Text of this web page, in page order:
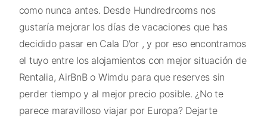
como nunca antes. Desde Hundredrooms nos
gustaría mejorar los días de vacaciones que has
decidido pasar en Cala D'or , y por eso encontramos
el tuyo entre los alojamientos con mejor situación de
Rentalia, AirBnB o Wimdu para que reserves sin
perder tiempo y al mejor precio posible. ¿No te
parece maravilloso viajar por Europa? Dejarte